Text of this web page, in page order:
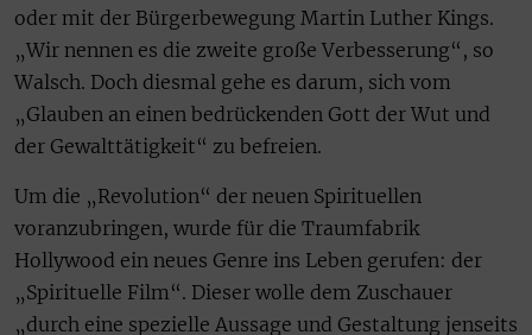
oder mit der Bürgerbewegung Martin Luther Kings.
„Wir nennen es die zweite große Verbesserung“, so
Walsch. Doch diesmal gehe es darum, sich vom
„Glauben an einen bedrückenden Gott der Wut und
der Gewalttätigkeit“ zu befreien.
Um die „Revolution“ der neuen Spirituellen
voranzubringen, wurde für die Traumfabrik
Hollywood ein neues Genre ins Leben gerufen: der
„Spirituelle Film“. Dieser wolle dem Zuschauer
„durch eine spezielle Aussage und Gestaltung jenseits